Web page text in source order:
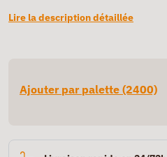
Lire la description détaillée
Ajouter par palette (2400)